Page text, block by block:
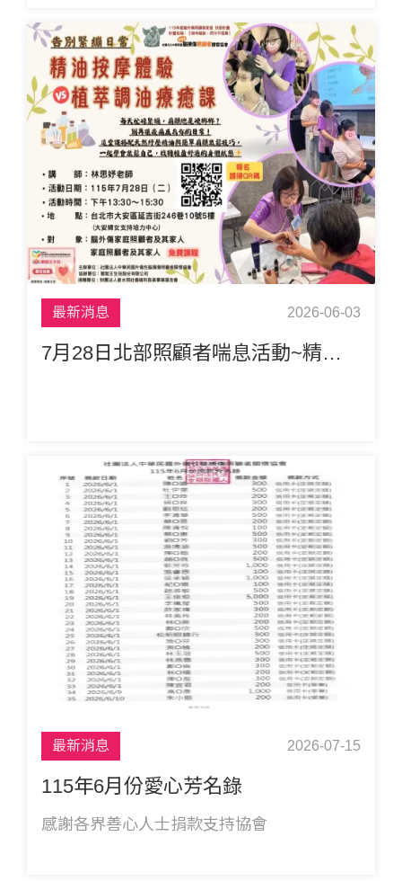
最新消息 2026-06-03
7月28日北部照顧者喘息活動~精油按摩與植萃調油療癒課
最新消息 2026-07-15
115年6月份愛心芳名錄
感謝各界善心人士捐款支持協會